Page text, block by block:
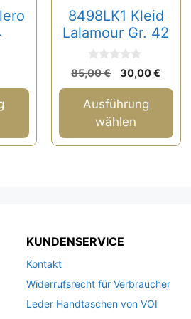
8498LK1 Kleid
Lalamour Gr. 42
0
v
o
n
5
85,00€
Ursprünglicher
Preis
war:
85,00 €
30,00€
Preis
Ausführung
wählen
Optionen
können
der
Produktseite
gewählt
werden
KUNDENSERVICE
Kontakt
Widerrufsrecht für Verbraucher
Leder Handtaschen von VOI